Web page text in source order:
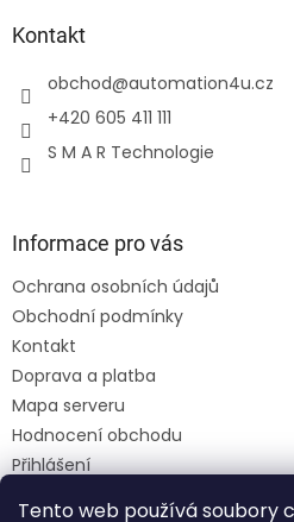
Tento web používá soubory
Kontakt
obchod@automation4u.cz
+420 605 411 111
S M A R Technologie
Informace pro vás
Ochrana osobních údajů
Obchodní podmínky
Kontakt
Doprava a platba
Mapa serveru
Hodnocení obchodu
Přihlášení